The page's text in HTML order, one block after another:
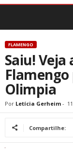
FLAMENGO
Saiu! Veja
Olimpia
Por Letícia Gerheim -
Compartilhe: